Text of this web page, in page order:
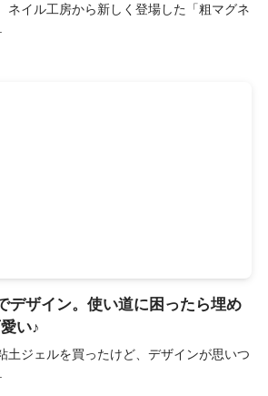
ネイル工房から新しく登場した「粗マグネ
デザイン。使い道に困ったら埋め
い♪
土ジェルを買ったけど、デザインが思いつ